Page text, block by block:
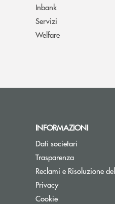
Inbank
Servizi
Welfare
INFORMAZIONI
Dati societari
Trasparenza
Reclami e Risoluzione
Privacy
Cookie